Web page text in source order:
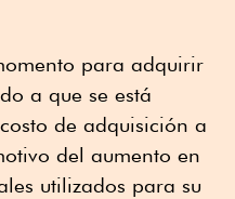
para adquirir
a que se está
de adquisición a
del aumento en
utilizados para su